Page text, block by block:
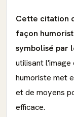
Cette citation
façon
symbolisé par
utilisant l'image
humoriste met
et de moyens
efficace.